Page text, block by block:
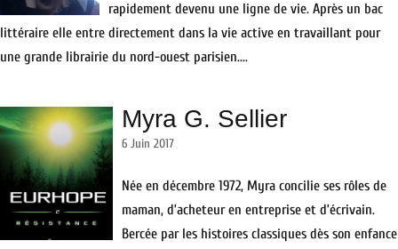
rapidement devenu une ligne de vie. Après un bac
littéraire elle entre directement dans la vie active en travaillant pour
une grande librairie du nord-ouest parisien....
Myra G. Sellier
6 Juin 2017
Née en décembre 1972, Myra concilie ses rôles de
maman, d’acheteur en entreprise et d’écrivain.
Bercée par les histoires classiques dès son enfance